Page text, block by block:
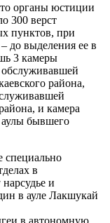
органы юстиции
300 верст
пунктов, при
до выделения ее в
3 камеры
обслуживавшей
района,
и камера
бывшего
специально
в
и
в ауле Лакшукай
в автономную